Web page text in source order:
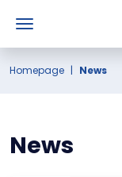
Homepage News
News